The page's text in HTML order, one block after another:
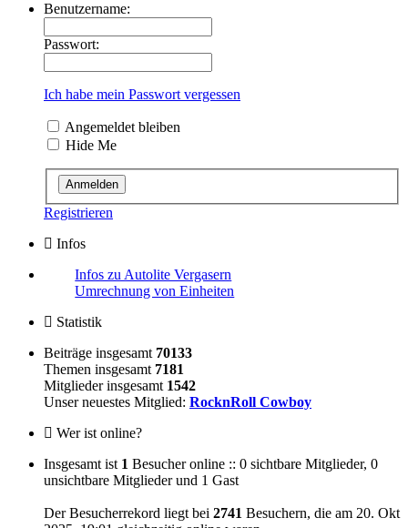
Benutzername:
Passwort:
Ich habe mein Passwort vergessen
Angemeldet bleiben
Hide Me
Registrieren
Infos
Infos zu Autolite Vergasern
Umrechnung von Einheiten
Statistik
Beiträge insgesamt 70133
Themen insgesamt 7181
Mitglieder insgesamt 1542
Unser neuestes Mitglied: RocknRoll Cowboy
Wer ist online?
Insgesamt ist 1 Besucher online :: 0 sichtbare Mitglieder, 0
unsichtbare Mitglieder und 1 Gast
Der Besucherrekord liegt bei 2741 Besuchern, die am 20. Okt